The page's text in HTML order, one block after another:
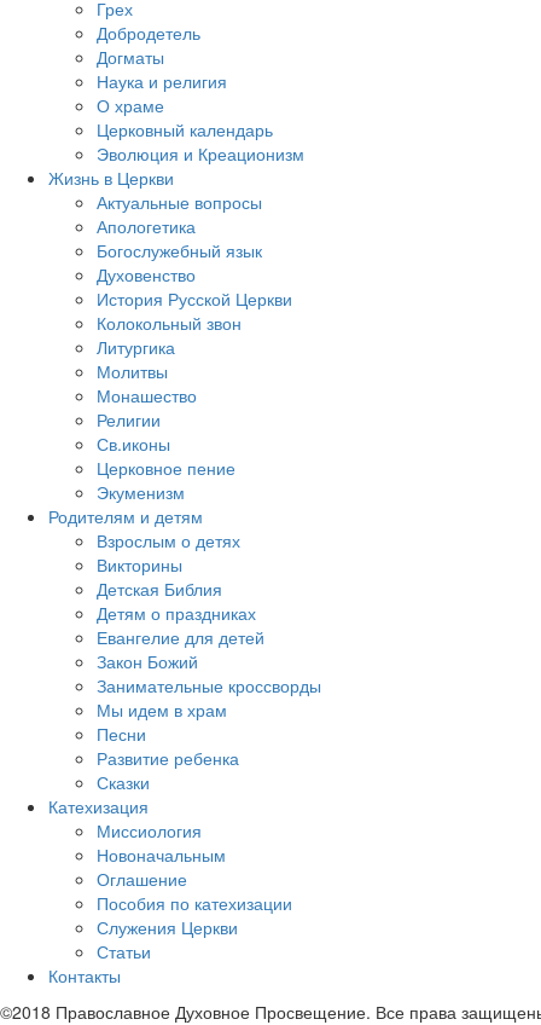
Грех
Добродетель
Догматы
Наука и религия
О храме
Церковный календарь
Эволюция и Креационизм
Жизнь в Церкви
Актуальные вопросы
Апологетика
Богослужебный язык
Духовенство
История Русской Церкви
Колокольный звон
Литургика
Молитвы
Монашество
Религии
Св.иконы
Церковное пение
Экуменизм
Родителям и детям
Взрослым о детях
Викторины
Детская Библия
Детям о праздниках
Евангелие для детей
Закон Божий
Занимательные кроссворды
Мы идем в храм
Песни
Развитие ребенка
Сказки
Катехизация
Миссиология
Новоначальным
Оглашение
Пособия по катехизации
Служения Церкви
Статьи
Контакты
©2018 Православное Духовное Просвещение. Все права